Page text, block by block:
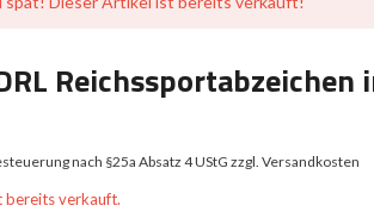
Reichssportabzeichen
nach §25a Absatz 4 UStGzzgl. Versandkosten
bereits verkauft.